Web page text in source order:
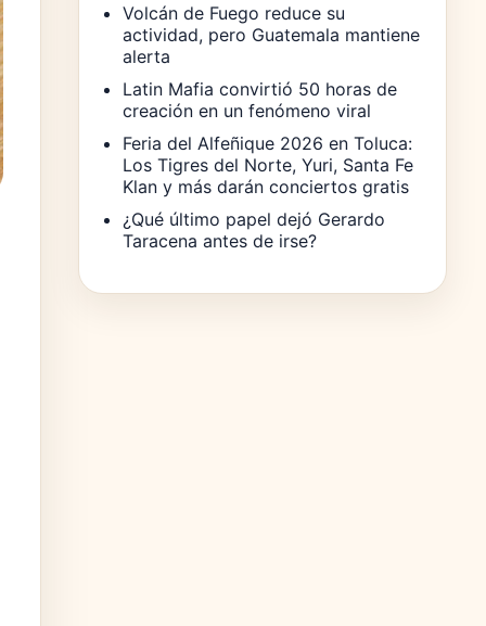
Volcán de Fuego reduce su
actividad, pero Guatemala mantiene
alerta
Latin Mafia convirtió 50 horas de
creación en un fenómeno viral
Feria del Alfeñique 2026 en Toluca:
Los Tigres del Norte, Yuri, Santa Fe
Klan y más darán conciertos gratis
¿Qué último papel dejó Gerardo
Taracena antes de irse?